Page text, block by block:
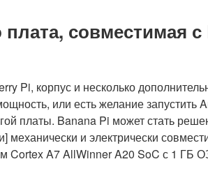
совместимая
Pi, корпус и несколько
или есть желание запустить
платы. Banana Pi может стать
механически и электрически
Cortex A7 AllWinner A20 SoC с 1 ГБ